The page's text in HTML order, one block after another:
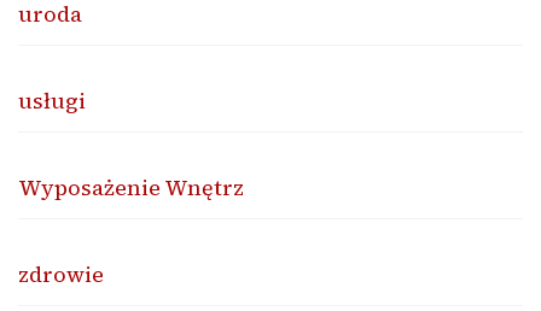
uroda
usługi
Wyposażenie Wnętrz
zdrowie